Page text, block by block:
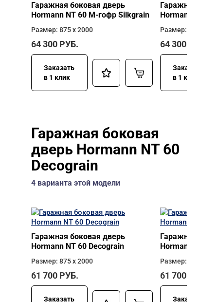
Гаражная боковая дверь
Hormann NT 60 M-гофр Silkgrain
Размер: 875 х 2000
64 300 РУБ.
Заказать
в 1 клик
Гаражная
Hormann NT
Размер: 875 х
64 300
Заказать
в 1 клик
Гаражная боковая
дверь Hormann NT 60
Decograin
4 варианта этой модели
Гаражная боковая дверь
Hormann NT 60 Decograin
Размер: 875 х 2000
61 700 РУБ.
Заказать
Гаражная
Hormann NT 60
Размер: 875 х
61 700
Заказать